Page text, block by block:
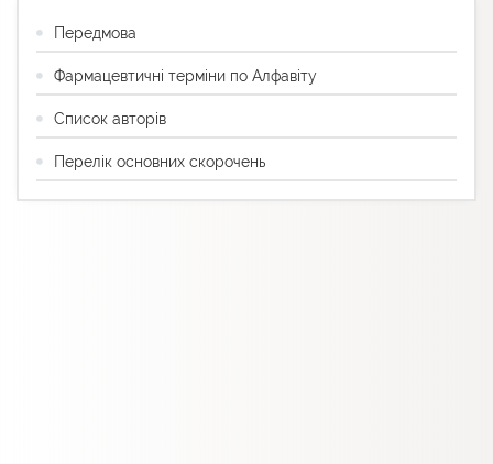
Передмова
Фармацевтичні терміни по Алфавіту
Список авторів
Перелік основних скорочень